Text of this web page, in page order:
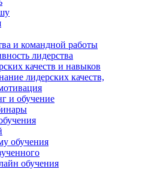
и командной работы
лидерства
качеств и навыков
лидерских качеств,
и обучение
обучения
обучения